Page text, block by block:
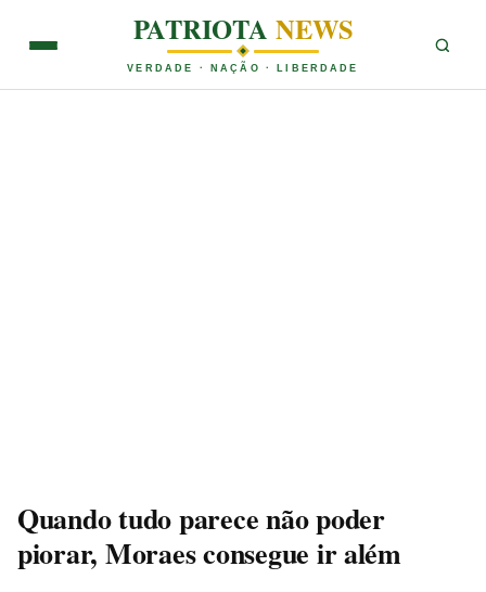
PATRIOTANEWS
VERDADE · NAÇÃO · LIBERDADE
Quando tudo parece não poder
piorar, Moraes consegue ir além